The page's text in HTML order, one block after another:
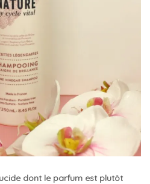
dont le parfum est plutôt